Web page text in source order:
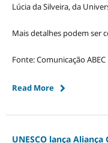
Lúcia da Silveira, da
Mais detalhes podem ser
Fonte: Comunicação ABEC
Read More
UNESCO lança